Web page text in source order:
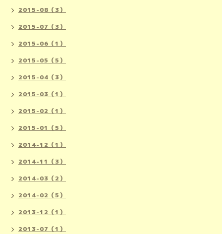
2015-08（3）
2015-07（3）
2015-06（1）
2015-05（5）
2015-04（3）
2015-03（1）
2015-02（1）
2015-01（5）
2014-12（1）
2014-11（3）
2014-03（2）
2014-02（5）
2013-12（1）
2013-07（1）